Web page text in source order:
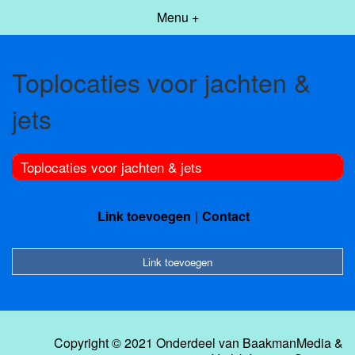
Menu +
Toplocaties voor jachten &
jets
Toplocaties voor jachten & jets
Link toevoegen Contact
Link toevoegen
Copyright © 2021 Onderdeel van BaakmanMedia&